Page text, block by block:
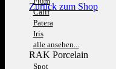
Zurück zum Shop
Calif
Patera
Iris
alle ansehen...
RAK Porcelain
Spot